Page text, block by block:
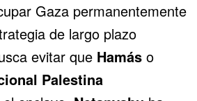
Gaza permanentemente
de largo plazo
evitar que Hamás o
Palestina